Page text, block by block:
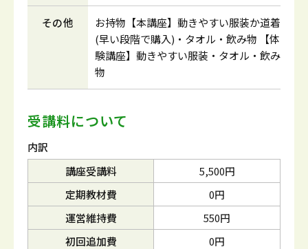
その他
お持物【本講座】動きやすい服装か道着
(早い段階で購入)・タオル・飲み物 【体
験講座】動きやすい服装・タオル・飲み
物
受講料について
内訳
講座受講料
5,500円
定期教材費
0円
運営維持費
550円
初回追加費
0円